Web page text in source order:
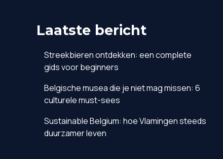
Laatste bericht
Streekbieren ontdekken: een complete
gids voor beginners
Belgische musea die je niet mag missen: 6
culturele must-sees
Sustainable Belgium: hoe Vlamingen steeds
duurzamer leven